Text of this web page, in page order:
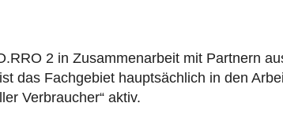
2 in Zusammenarbeit mit Partnern
das Fachgebiet hauptsächlich in den
Verbraucher“ aktiv.